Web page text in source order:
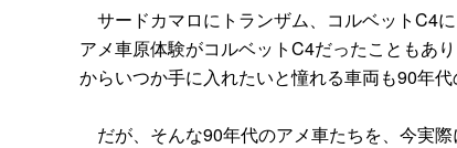
サードカマロにトランザム、コルベットC4
アメ車原体験がコルベットC4だったこともあ
からいつか手に入れたいと憧れる車両も90年代
だが、そんな90年代のアメ車たちを、今実